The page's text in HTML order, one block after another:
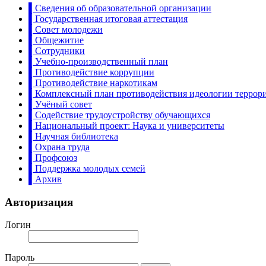
▌Сведения об образовательной организации
▌Государственная итоговая аттестация
▌Совет молодежи
▌Общежитие
▌Сотрудники
▌Учебно-производственный план
▌Противодействие коррупции
▌Противодействие наркотикам
▌Комплексный план противодействия идеологии
▌Учёный совет
▌Содействие трудоустройству обучающихся
▌Национальный проект: Наука и университеты
▌Научная библиотека
▌Охрана труда
▌Профсоюз
▌Поддержка молодых семей
▌Архив
Авторизация
Логин
Пароль